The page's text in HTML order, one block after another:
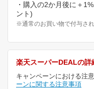
・購入の2か月後に＋
ント)
※通常のお買い物で付与さ
楽天スーパーDEALの詳
キャンペーンにおける注
ーンに関する注意事項